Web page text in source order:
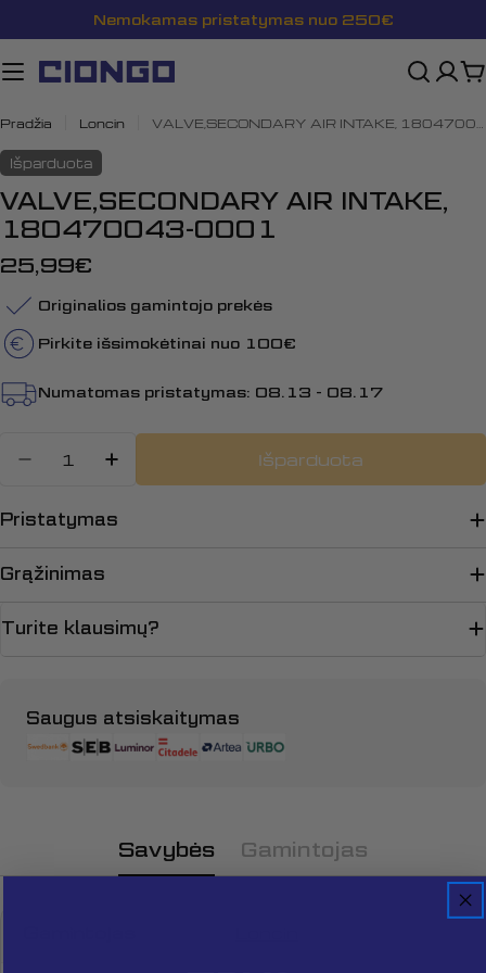
prie
turinio
Nemokamas pristatymas nuo 250€
Pradžia Loncin
Išparduota
VALVE,SECONDARY AIR INTAKE,
180470043-0001
Įprasta
kaina
25,99€
Originalios gamintojo prekės
Pirkite išsimokėtinai nuo 100€
Numatomas pristatymas: 08.13 - 08.17
Sumažinti kiekį:
Padidinti
Išparduota
Pristatymas
Grąžinimas
Turite klausimų?
Saugus atsiskaitymas
Apmokėjimo
būdai
Savybės Gamintojas